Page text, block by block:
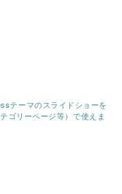
テーマのスライドショーを
ゴリーページ等）で使えま